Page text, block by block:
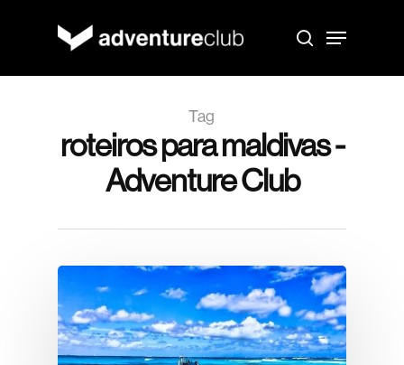
search
Menu
Tag
roteiros para maldivas -
Adventure Club